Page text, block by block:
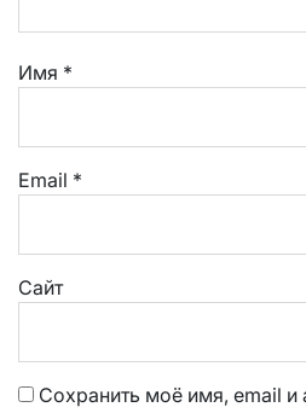
Имя *
Email *
Сайт
Сохранить моё имя, email и